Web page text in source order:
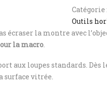
Catégorie
Outils
écraser la montre avec
la macro.
aux loupes standards.
surface vitrée.